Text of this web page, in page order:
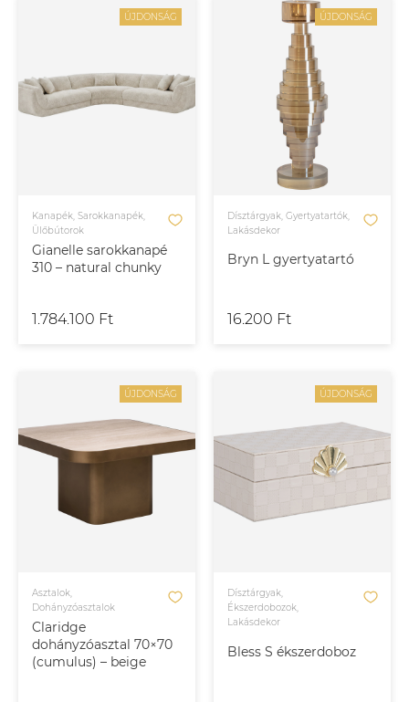
ÚJDONSÁG
Gianelle sarokkanapé
310 – natural chunky
Kanapék, Sarokkanapék,
Ülőbútorok
1.784.100 Ft
ÚJDONSÁG
Bryn L gyertyatartó
Dísztárgyak, Gyertyatartók,
Lakásdekor
16.200 Ft
ÚJDONSÁG
Claridge
dohányzóasztal 70×70
(cumulus) – beige
Asztalok,
Dohányzóasztalok
ÚJDONSÁG
Bless S ékszerdoboz
Dísztárgyak,
Ékszerdobozok,
Lakásdekor